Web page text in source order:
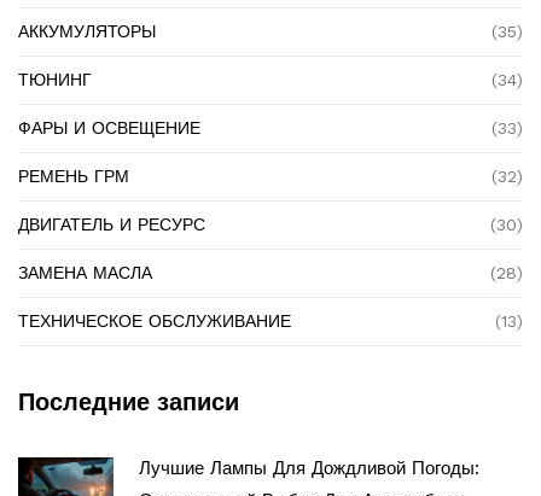
АККУМУЛЯТОРЫ (35)
ТЮНИНГ (34)
ФАРЫ И ОСВЕЩЕНИЕ (33)
РЕМЕНЬ ГРМ (32)
ДВИГАТЕЛЬ И РЕСУРС (30)
ЗАМЕНА МАСЛА (28)
ТЕХНИЧЕСКОЕ ОБСЛУЖИВАНИЕ (13)
Последние записи
Лучшие Лампы Для Дождливой Погоды: